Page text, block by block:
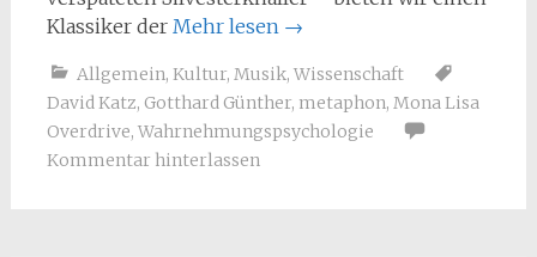
Klassiker der Mehr lesen →
Allgemein, Kultur, Musik, Wissenschaft
David Katz, Gotthard Günther, metaphon, Mona Lisa
Overdrive, Wahrnehmungspsychologie
Kommentar hinterlassen